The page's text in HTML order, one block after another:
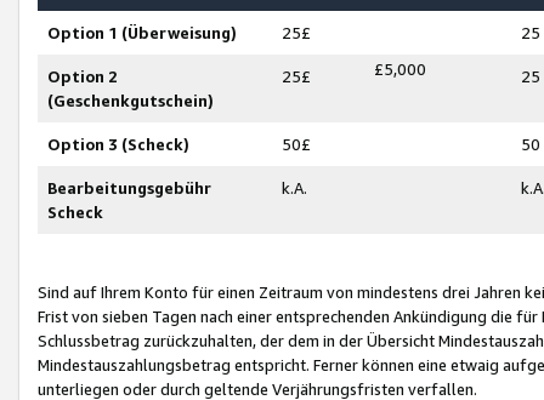
Option 1 (Überweisung) 25£ 25
Option 2
(Geschenkgutschein)
25£ £5,000 25
Option 3 (Scheck) 50£ 50
Bearbeitungsgebühr
Scheck
k.A.
Sind auf Ihrem Konto für einen Zeitraum von mindestens drei Jahren
Frist von sieben Tagen nach einer entsprechenden Ankündigung die
Schlussbetrag zurückzuhalten, der dem in der Übersicht
Mindestauszahlungsbetrag entspricht. Ferner können eine etwaig
unterliegen oder durch geltende Verjährungsfristen verfallen.